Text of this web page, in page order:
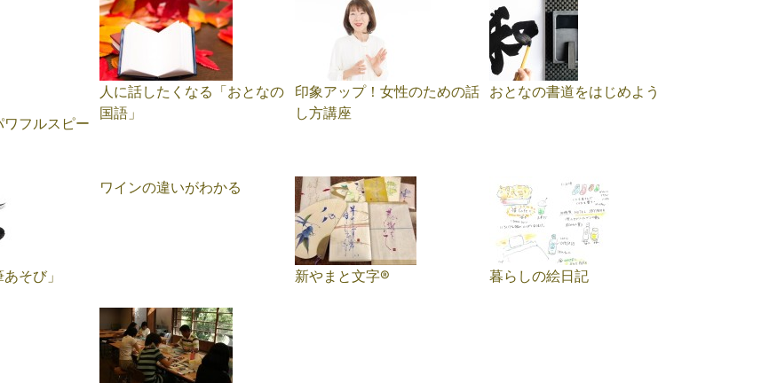
フルスピー
人に話したくなる「おとなの
国語」
印象アップ！女性のための話
し方講座
おとなの書道をはじめよう
そび」
ワインの違いがわかる
新やまと文字® 暮らしの絵日記